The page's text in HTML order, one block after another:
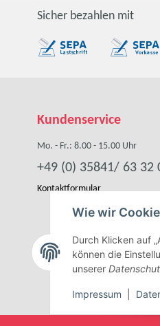
Wie wir
Durch Klicken auf
können die
unserer
Impressum
Sicher bezahlen mit
Kundenservice
Mo. - Fr.: 8.00 - 15.00 Uhr
+49 (0) 35841/ 63 32
Kontaktformular